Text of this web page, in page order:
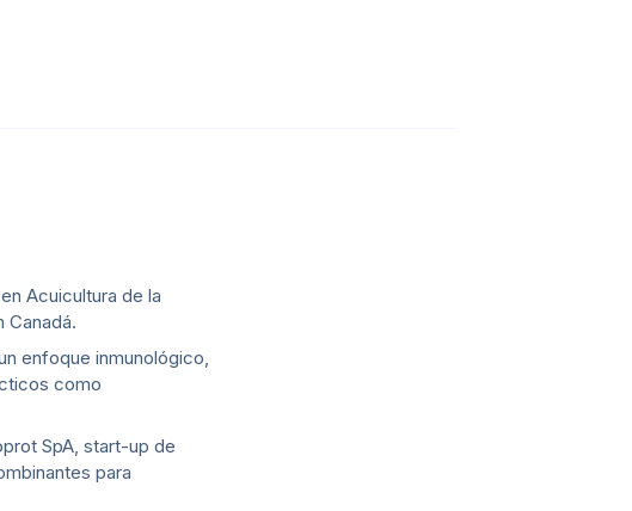
Acuicultura de la
Canadá.
enfoque inmunológico,
como
SpA, start-up de
para